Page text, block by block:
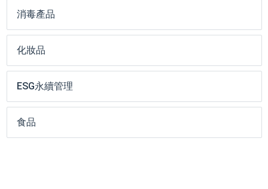
消毒產品
化妝品
ESG永續管理
食品